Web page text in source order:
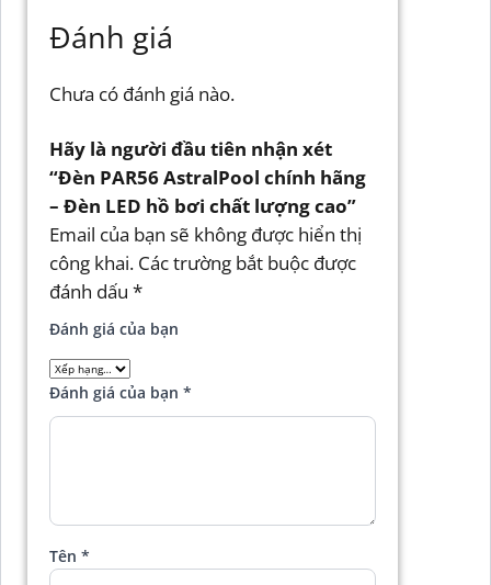
Đánh giá
Chưa có đánh giá nào.
Hãy là người đầu tiên nhận xét
“Đèn PAR56 AstralPool chính hãng
– Đèn LED hồ bơi chất lượng cao”
Email của bạn sẽ không được hiển thị
công khai. Các trường bắt buộc được
đánh dấu *
Đánh giá của bạn
Đánh giá của bạn *
Tên *